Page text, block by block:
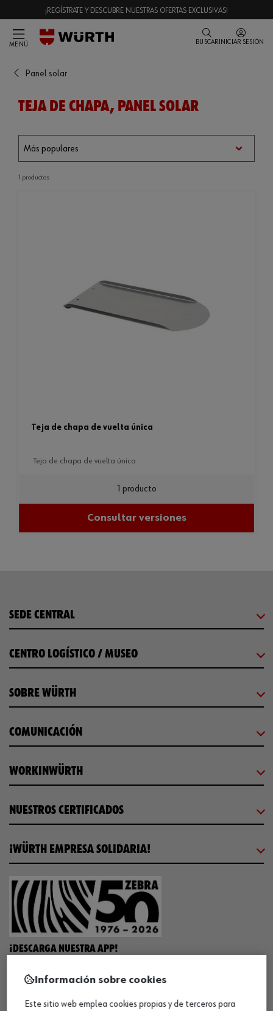
¡REGÍSTRATE Y DESCUBRE NUESTRAS OFERTAS EXCLUSIVAS!
MENÚ BUSCAR INICIAR SESIÓN
Panel solar
TEJA DE CHAPA, PANEL SOLAR
1 productos
teja de chapa de vuelta única
teja de chapa de vuelta única
1 producto
Consultar versiones
SEDE CENTRAL
CENTRO LOGÍSTICO / MUSEO
SOBRE WÜRTH
COMUNICACIÓN
WORKINWÜRTH
NUESTROS CERTIFICADOS
¡WÜRTH EMPRESA SOLIDARIA!
¡DESCARGA NUESTRA APP!
MÉTODOS DE PAGO
Información sobre cookies
Este sitio web emplea cookies propias y de terceros para